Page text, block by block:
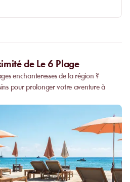
de Le 6 Plage
enchanteresses de la région ?
pour prolonger votre aventure à